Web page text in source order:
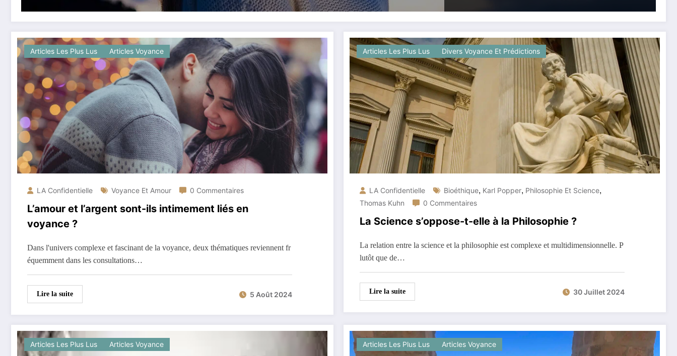
Articles Les Plus Lus Articles Voyance
LA Confidentielle Voyance Et Amour 0 Commentaires
L’amour et l’argent sont-ils intimement liés en
voyance ?
Dans l'univers complexe et fascinant de la voyance, deux thématiques reviennent fr
équemment dans les consultations…
Lire la suite 5 Août 2024
Articles Les Plus Lus Divers Voyance Et Prédictions
LA Confidentielle Bioéthique, Karl Popper, Philosophie Et Science,
Thomas Kuhn 0 Commentaires
La Science s’oppose-t-elle à la Philosophie ?
La relation entre la science et la philosophie est complexe et multidimensionnelle. P
lutôt que de…
Lire la suite 30 Juillet 2024
Articles Les Plus Lus Articles Voyance Articles Les Plus Lus Articles Voyance